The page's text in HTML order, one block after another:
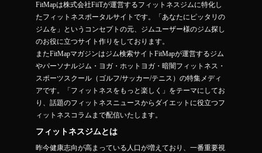
FitMapは株式会社FiiTが運営するフィットネスジムに特化し
たフィットネスポータルサイトです。「あなたにピッタリの
ジムを」というコンセプトの元、ジムユーザー様のジム探し
のお役に立つサイト作りをしております。
またFitMapマガジンはジム検索サイトFitMapが運営するジム
やパーソナルジム・ヨガ・ホットヨガ・暗闇フィットネス・
スポーツスクール（ゴルフ/サッカー/テニス）の特集メディ
アです。「フィットネスをもっと楽しく」をテーマにしてお
り、話題のフィットネスニュースからダイエットに役立つフ
ィットネスコラムまで配信いたします。
フィットネスジムとは
昨今健康志向が高まっている人口が増えており、一番重要視